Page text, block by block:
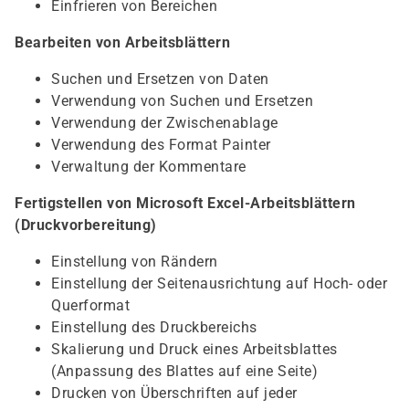
Einfrieren von Bereichen
Bearbeiten von Arbeitsblättern
Suchen und Ersetzen von Daten
Verwendung von Suchen und Ersetzen
Verwendung der Zwischenablage
Verwendung des Format Painter
Verwaltung der Kommentare
Fertigstellen von Microsoft Excel-Arbeitsblättern
(Druckvorbereitung)
Einstellung von Rändern
Einstellung der Seitenausrichtung auf Hoch- oder
Querformat
Einstellung des Druckbereichs
Skalierung und Druck eines Arbeitsblattes
(Anpassung des Blattes auf eine Seite)
Drucken von Überschriften auf jeder